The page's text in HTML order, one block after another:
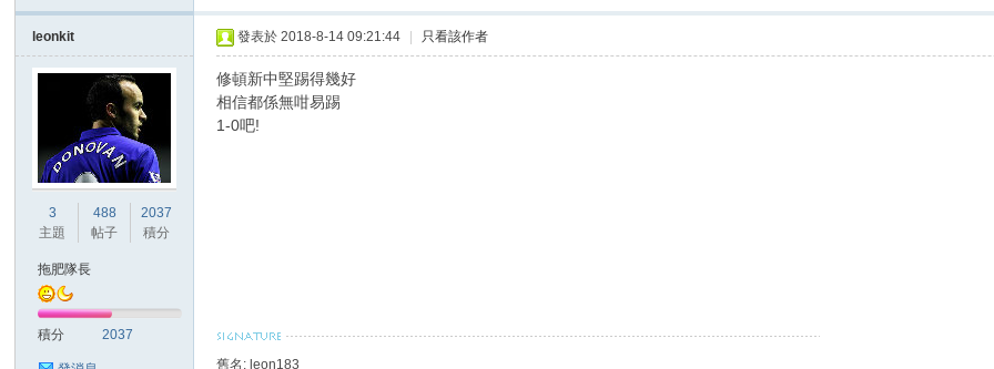
愛
leonkit
3
主題
488
帖子
2037
積分
拖肥隊長
積分 2037
發表於 2018-8-14 09:21:44 只看該作者
修頓新中堅踢得幾好
相信都係無咁易踢
1-0吧!
舊名: leon183